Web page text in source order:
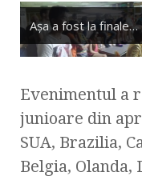
Aşa a fost la finale…
Evenimentul a
junioare din
SUA, Brazilia,
Belgia, Olanda,